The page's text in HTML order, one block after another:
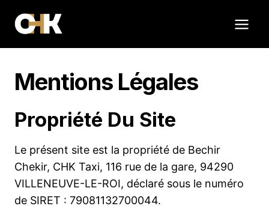
Mentions Légales
Propriété Du Site
Le présent site est la propriété de Bechir
Chekir, CHK Taxi, 116 rue de la gare, 94290
VILLENEUVE-LE-ROI, déclaré sous le numéro
de SIRET : 79081132700044.